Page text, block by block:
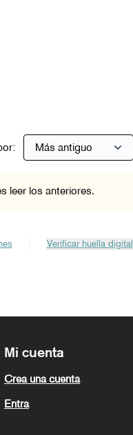
leer los anteriores.
Verificar huella digital
Mi cuenta
Crea una cuenta
Entra